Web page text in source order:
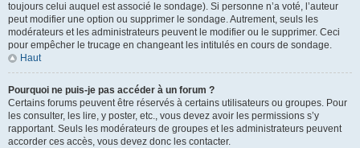
toujours celui auquel est associé le sondage). Si personne n’a voté, l’auteur
peut modifier une option ou supprimer le sondage. Autrement, seuls les
modérateurs et les administrateurs peuvent le modifier ou le supprimer. Ceci
pour empêcher le trucage en changeant les intitulés en cours de sondage.
Haut
Pourquoi ne puis-je pas accéder à un forum ?
Certains forums peuvent être réservés à certains utilisateurs ou groupes. Pour
les consulter, les lire, y poster, etc., vous devez avoir les permissions s’y
rapportant. Seuls les modérateurs de groupes et les administrateurs peuvent
accorder ces accès, vous devez donc les contacter.